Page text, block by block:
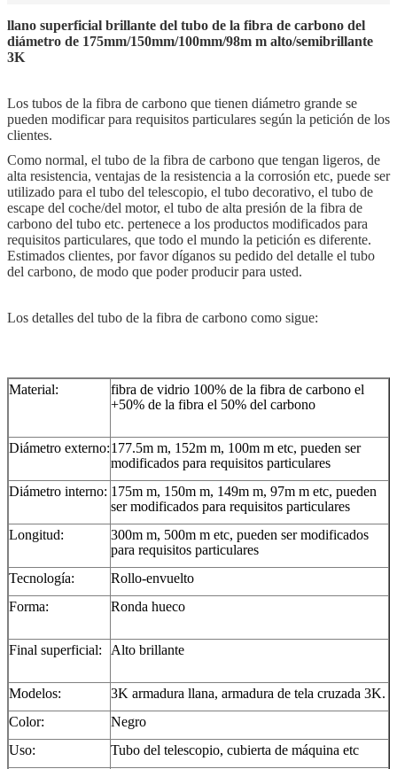
llano superficial brillante del tubo de la fibra de carbono del
diámetro de 175mm/150mm/100mm/98m m alto/semibrillante
3K
Los tubos de la fibra de carbono que tienen diámetro grande se
pueden modificar para requisitos particulares según la petición de los
clientes.
Como normal, el tubo de la fibra de carbono que tengan ligeros, de
alta resistencia, ventajas de la resistencia a la corrosión etc, puede ser
utilizado para el tubo del telescopio, el tubo decorativo, el tubo de
escape del coche/del motor, el tubo de alta presión de la fibra de
carbono del tubo etc. pertenece a los productos modificados para
requisitos particulares, que todo el mundo la petición es diferente.
Estimados clientes, por favor díganos su pedido del detalle el tubo
del carbono, de modo que poder producir para usted.
Los detalles del tubo de la fibra de carbono como sigue:
Material:
fibra de vidrio 100% de la fibra de carbono el
+50% de la fibra el 50% del carbono
Diámetro externo:177.5m m, 152m m, 100m m etc, pueden ser
modificados para requisitos particulares
Diámetro interno: 175m m, 150m m, 149m m, 97m m etc, pueden
ser modificados para requisitos particulares
Longitud:
300m m, 500m m etc, pueden ser modificados
para requisitos particulares
Tecnología:
Rollo-envuelto
Forma:
Ronda hueco
Final superficial: Alto brillante
Modelos:
3K armadura llana, armadura de tela cruzada 3K.
Color:
Negro
Uso:
Tubo del telescopio, cubierta de máquina etc